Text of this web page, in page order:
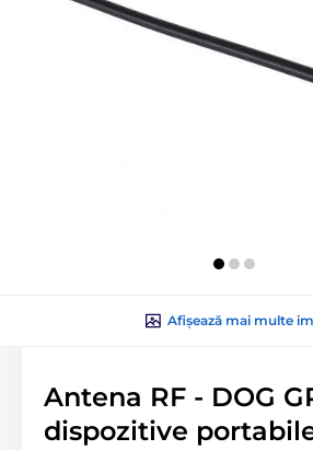
Afișează mai multe
Antena RF - DOG
dispozitive